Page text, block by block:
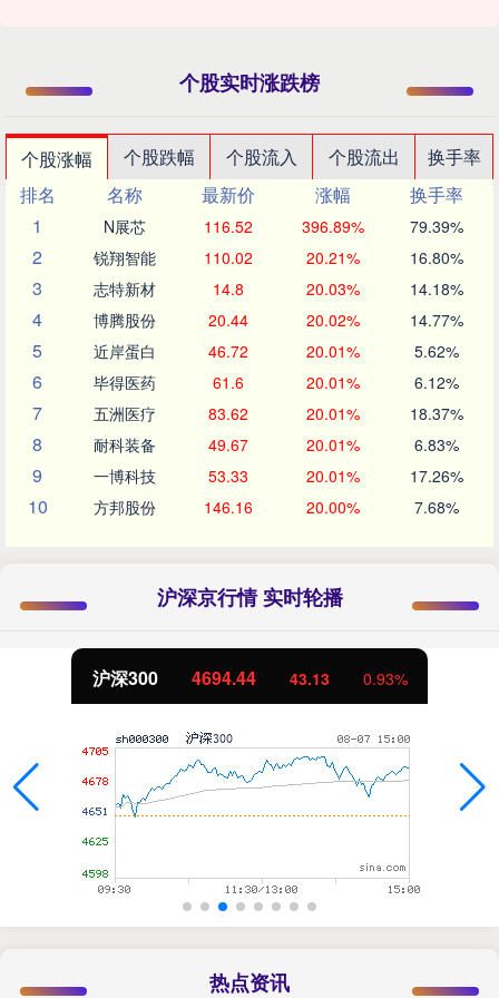
个股实时涨跌榜
个股涨幅 个股跌幅 个股流入 个股流出
换手率
排名
名称 最新价 涨幅
换手率
1
N展芯 116.52 396.89% 79.39%
2 锐翔智能 110.02 20.21% 16.80%
3 志特新材 14.8 20.03% 14.18%
4 博腾股份 20.44 20.02% 14.77%
5 近岸蛋白 46.72 20.01% 5.62%
6 毕得医药 61.6 20.01% 6.12%
7 五洲医疗 83.62 20.01% 18.37%
8 耐科装备 49.67 20.01% 6.83%
9 一博科技 53.33 20.01% 17.26%
10 方邦股份 146.16 20.00% 7.68%
沪深京行情 实时轮播
4694.44 43.13 0.93%
热点资讯